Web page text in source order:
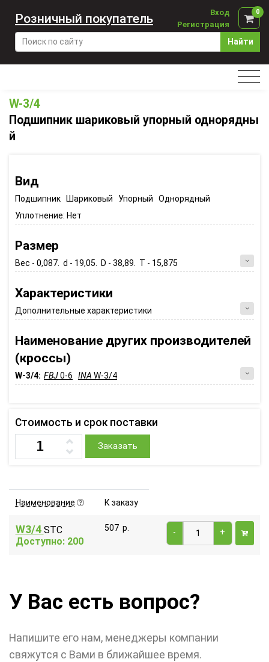
Найти
Вход
Регистрация
0
Розничный покупатель
W-3/4
Подшипник шариковый упорный однорядны
й
Вид
Подшипник Шариковый Упорный Однорядный
Уплотнение: Нет
Размер
Вес - 0,087. d - 19,05. D - 38,89. T - 15,875
Характеристики
Дополнительные характеристики
Наименование других производителей
(кроссы)
W-3/4: FBJ0-6 INA W-3/4
Стоимость и срок поставки
Заказать
Наименование К заказу
W3/4 STC
Доступно: 200
507 р. - +
У Вас есть вопрос?
Напишите его нам, менеджеры компании
свяжутся с Вами в ближайшее время.